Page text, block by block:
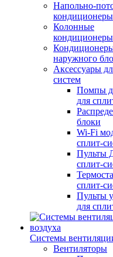
Напольно-
кондиционеры
Колонные
кондиционеры
наружного
Аксессуары
систем
Помпы
для
блоки
Wi-Fi
сплит-
Пульты
сплит-
сплит-
Пульты
для
Системы
Вентиляторы